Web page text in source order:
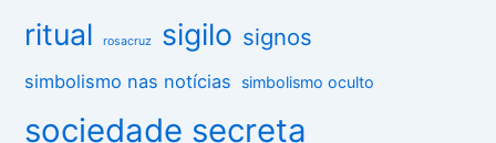
ritual rosacruz sigilo signos
simbolismo nas notícias simbolismo oculto
sociedade secreta